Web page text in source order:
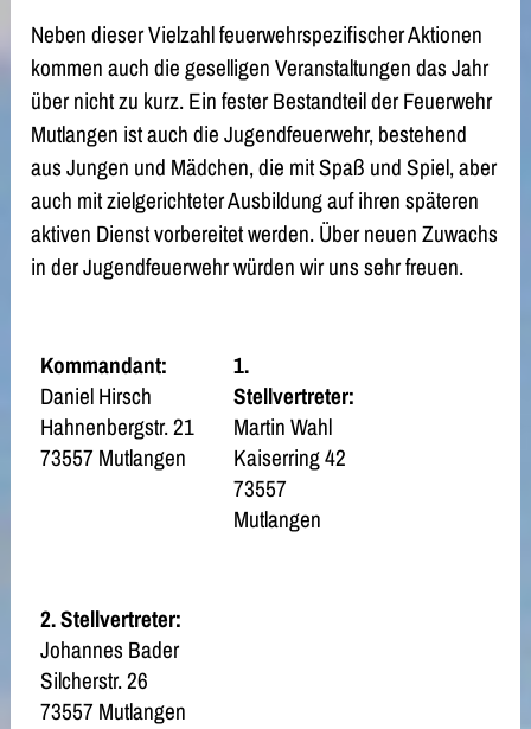
Neben dieser Vielzahl feuerwehrspezifischer Aktionen
kommen auch die geselligen Veranstaltungen das Jahr
über nicht zu kurz. Ein fester Bestandteil der Feuerwehr
Mutlangen ist auch die Jugendfeuerwehr, bestehend
aus Jungen und Mädchen, die mit Spaß und Spiel, aber
auch mit zielgerichteter Ausbildung auf ihren späteren
aktiven Dienst vorbereitet werden. Über neuen Zuwachs
in der Jugendfeuerwehr würden wir uns sehr freuen.
Kommandant:
Daniel Hirsch
Hahnenbergstr. 21
73557 Mutlangen
1.
Stellvertreter:
Martin Wahl
Kaiserring 42
73557
Mutlangen
2. Stellvertreter:
Johannes Bader
Silcherstr. 26
73557 Mutlangen